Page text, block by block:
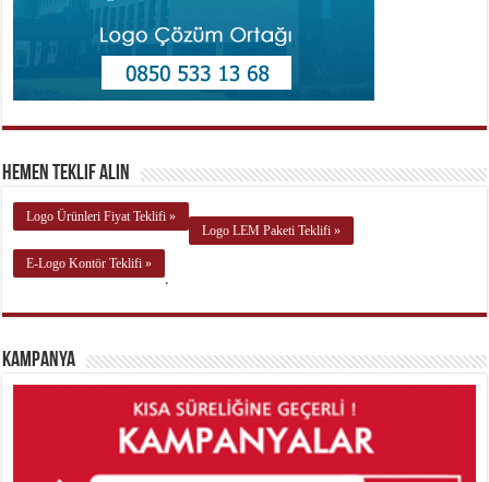
Hemen Teklif Alın
Logo Ürünleri Fiyat Teklifi »
Logo LEM Paketi Teklifi »
E-Logo Kontör Teklifi »
.
Kampanya